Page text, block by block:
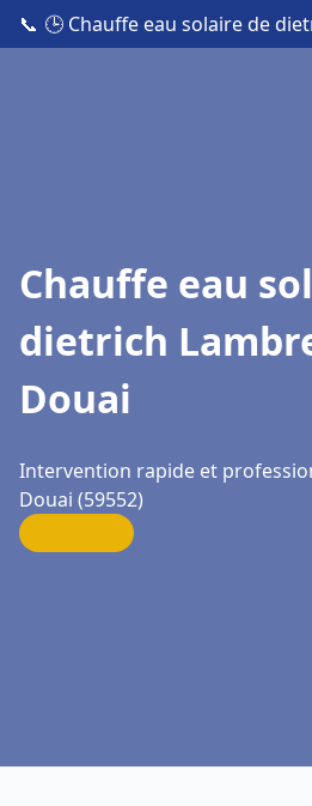
📞 🕒 Chauffe eau solaire de
Chauffe eau
dietrich
Douai
Intervention rapide et
Douai (59552)